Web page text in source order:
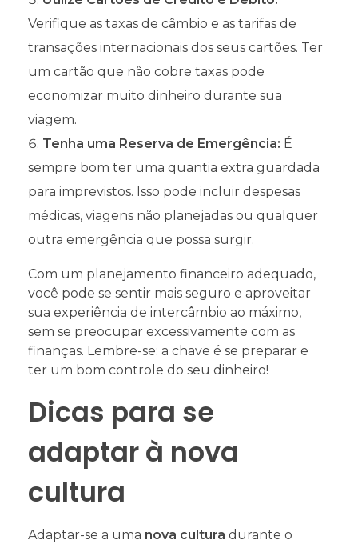
Verifique as taxas de câmbio e as tarifas de
transações internacionais dos seus cartões. Ter
um cartão que não cobre taxas pode
economizar muito dinheiro durante sua
viagem.
Tenha uma Reserva de Emergência: É
sempre bom ter uma quantia extra guardada
para imprevistos. Isso pode incluir despesas
médicas, viagens não planejadas ou qualquer
outra emergência que possa surgir.
Com um planejamento financeiro adequado,
você pode se sentir mais seguro e aproveitar
sua experiência de intercâmbio ao máximo,
sem se preocupar excessivamente com as
finanças. Lembre-se: a chave é se preparar e
ter um bom controle do seu dinheiro!
Dicas para se
adaptar à nova
cultura
Adaptar-se a uma nova cultura durante o